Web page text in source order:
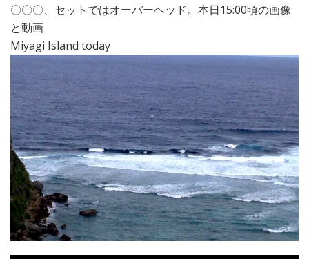
〇〇〇、セットではオーバーヘッド。本日15:00頃の画像
と動画
Miyagi Island today